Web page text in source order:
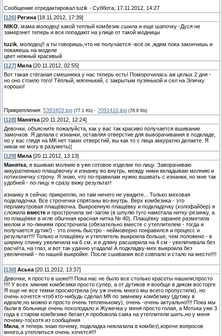
Сообщение отредактировал tuzik - Суббота, 17.11.2012, 14:27
[126] Регина [18.11.2012, 17:39]
NIKO , мама молодец! какой теплый комбезик сшила и еще шапочку -Дуся не
замерзнет теперь и все попадают на улице от такой модницы
tuzik , молодец!! а ты говоришь,что не получается -всё ок ,ждем пока закончишь и
покажешь на моделе
цвет нежный красивый
[127] Мила [20.11.2012, 02:55]
Вот такая стёганая смешнюка у нас теперь есть! Поморочилась аж целых 2 дня -
но оно стоило того! Тёплый, мягенький, с закрытым пузянькой и сел на Эличку
хорошо!
Прикрепления: 5393403.jpg (77.1 Kb) · 7091410.jpg (78.8 Kb)
[128] Манятка [20.11.2012, 12:24]
Девочки, объясните пожалуйста, как у вас так красиво получается вшивание
замочков. Я делала с изнанки, оставляя отверстие для выворачивания в подкладе,
но у вас глядя на МК нет таких отверстий, вы как то с лица аккуратно делаете. Я
никак не могу в разуметь((
[129] Мила [20.11.2012, 13:13]
Манятка , я вшиваю молнию в уже готовое изделие по-лицу. Заворачиваю
аккуратненько плащёвочку и изнанку во внутрь, между ними вкладываю молнию и
потихонечку строчу. Я знаю, что по-правилам нужно вшивать с изнанки, но мне так
удобней - по-лицу я сразу вижу результат!
изнанку я сейчас прикреплю, но там ничего не увидите... Только меховая
подкладочка. Все строчечки спрятаны во-внутрь. Верх комбезика - это
перламутровая плащёвочка. Выкроенную плащёвку и подкладочку (холофайбер) я
сложила вместе и прострочила зиг-загом (в шпулю туго намотала нитку-резинку, а
по плащёвке в игле обычная красная нитка № 40). Плащёвку заранее разметила
мелом и по-линиям прострочила (обязательно вместе с утеплителем - тогда и
получается дутик!) - это очень быстро - неймоверно понравился и процесс и
результат!!!! Только и плащёвку и утеплитель выкроила больше, чем положено - в
ширину спинку увеличила на 6 см, и в длину расширила на 4 см - увеличивала без
расчёта, на глаз, и вот так удачно угадала! А подкладку-мех выкроила без
увеличений - по нашей выкройке. После сшивания всё совпало и стало на место!!!!
[130] Аська [20.11.2012, 13:37]
Девочки, я просто в шоке!!! Пока нас не было все столько красоты нашили,просто
!!!! У всех зимние комбезики просто супер, а от дутиков я вообще в диком восторге
Я еще не все темки просмотрела (ну уж очень много мы всего пропустили), но
очень хочется чтоб кто-нибудь сделал МК по зимнему комбезику (дутику в
идеале,но можно и просто очень тепленькому), очень -очень актуально!!!! Пока мы
были в больнице очень похолодало и Жужечка у меня просто голая, а Мотька уже 3
года в старом комбезике бегает,я пробовола сама на утеплители шить,но у меня
почему-то(хотя из сообщения
Мила , я теперь знаю почему, подкладка невлазила в комбез),короче вопросов
много,а утеплиться очень хочется!!!